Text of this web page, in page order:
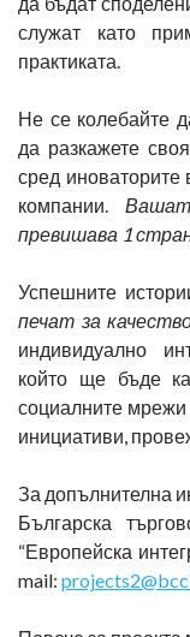
служат като
практиката.
Не се колебайте
да разкажете
сред
компании.
превишава 1
Успешните
печат за
индивидуално
който ще бъде
социалните
инициативи,
За допълнителна
Българска
“Европейска
mail: